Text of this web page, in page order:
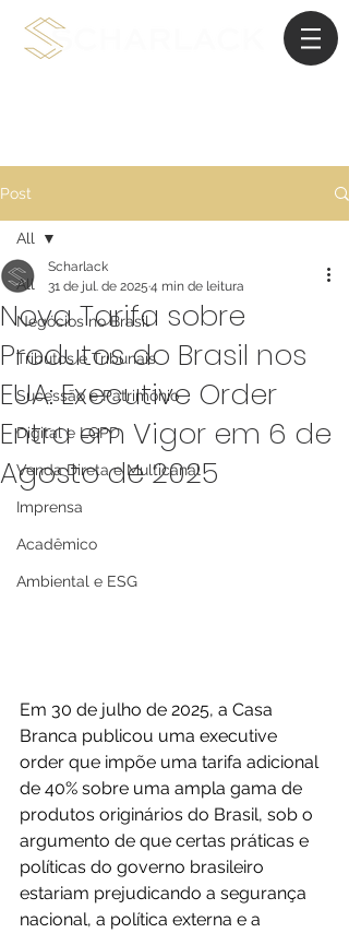
Post
All
Negócios no Brasil
Tributos e Tribunais
Sucessão e Patrimônio
Digital e LGPD
Venda Direta e Multicanal
Imprensa
Acadêmico
Ambiental e ESG
All
Nova Tarifa sobre
Produtos do Brasil nos
EUA: Executive Order
Entra em Vigor em 6 de
Agosto de 2025
Scharlack
31 de jul. de 2025 4 min de leitura
Em 30 de julho de 2025, a Casa
Branca publicou uma executive
order que impõe uma tarifa adicional
de 40% sobre uma ampla gama de
produtos originários do Brasil, sob o
argumento de que certas práticas e
políticas do governo brasileiro
estariam prejudicando a segurança
nacional, a política externa e a